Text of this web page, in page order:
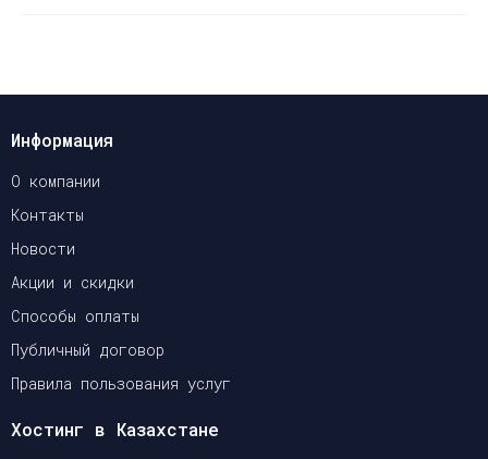
Информация
О компании
Контакты
Новости
Акции и скидки
Способы оплаты
Публичный договор
Правила пользования услуг
Хостинг в Казахстане